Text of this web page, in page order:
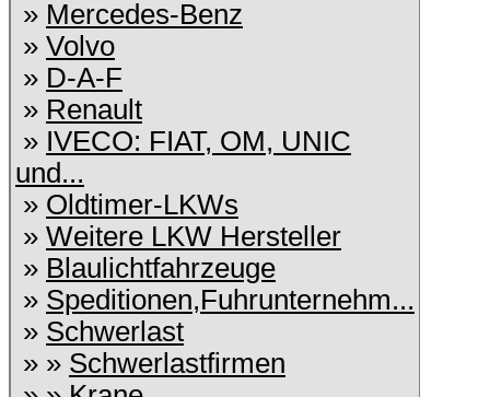
» Mercedes-Benz
» Volvo
» D-A-F
» Renault
» IVECO: FIAT, OM, UNIC
und...
» Oldtimer-LKWs
» Weitere LKW Hersteller
» Blaulichtfahrzeuge
» Speditionen,Fuhrunternehm...
» Schwerlast
» » Schwerlastfirmen